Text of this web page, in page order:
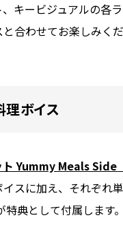
キービジュアルの各
合わせてお楽しみくだ
理ボイス
ト Yummy Meals
スに加え、それぞれ
典として付属します。